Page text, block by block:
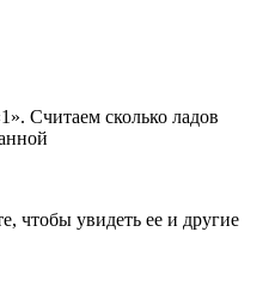
Считаем сколько ладов
чтобы увидеть ее и другие